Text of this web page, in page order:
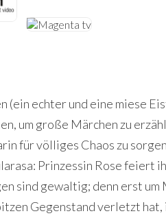
(ein echter und eine miese
um große Märchen zu
für völliges Chaos zu
Prinzessin Rose feiert
sind gewaltig; denn erst
Gegenstand verletzt